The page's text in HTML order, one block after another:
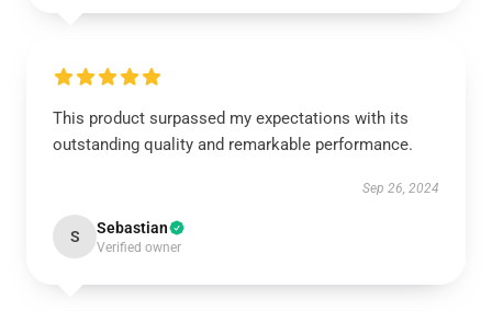
This product surpassed my expectations with its
outstanding quality and remarkable performance.
Sep 26, 2024
S Sebastian
Verified owner